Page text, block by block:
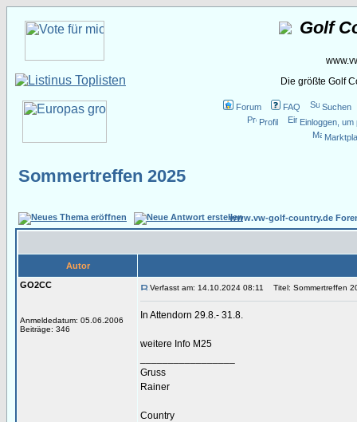
Golf
Die größte Golf
Forum FAQ
Suchen
Profil
Einloggen,
Sommertreffen 2025
www.vw-golf-country.de
Autor
GO2CC
Anmeldedatum: 05.06.2006
Beiträge: 346
Verfasst am: 14.10.2024 08:11 Titel: Sommertreffen
In Attendorn 29.8.- 31.8.
weitere Info M25
Gruss
Rainer
Country